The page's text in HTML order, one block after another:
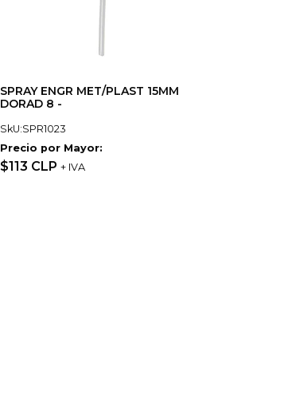
SPRAY ENGR MET/PLAST 15MM
DORAD 8 -
SkU:SPR1023
Precio por Mayor:
$113 CLP + IVA